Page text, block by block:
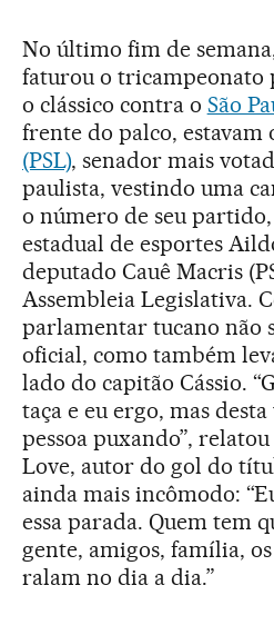
No último fim de
faturou o tricampeonato
o clássico contra o São
frente do palco, estavam
(PSL), senador mais
paulista, vestindo uma
o número de seu
estadual de esportes
deputado Cauê Macris
Assembleia Legislativa.
parlamentar tucano não
oficial, como também
lado do capitão Cássio.
taça e eu ergo, mas
pessoa puxando”,
Love, autor do gol do
ainda mais incômodo:
essa parada. Quem tem
gente, amigos, família,
ralam no dia a dia.”